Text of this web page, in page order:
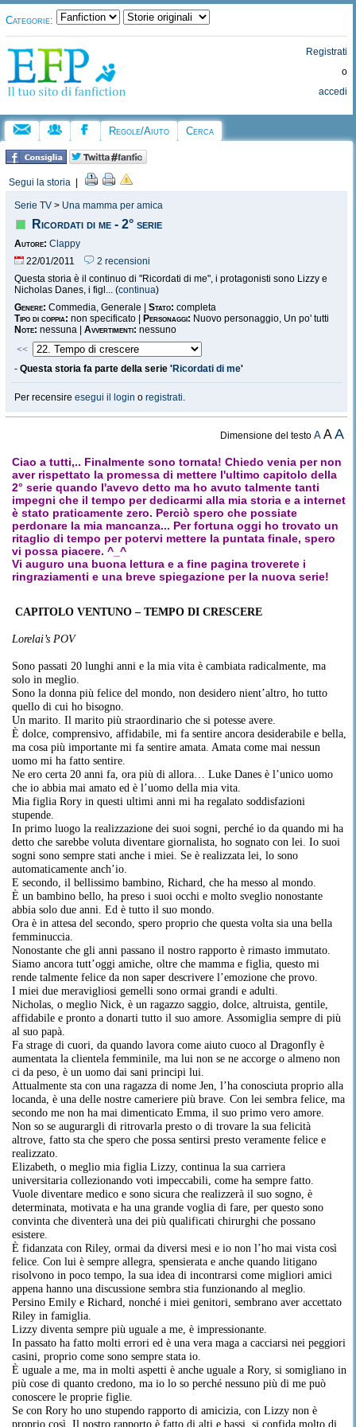
Categorie:
Registrati
o
accedi
Regole/Aiuto Cerca
Segui la storia
Serie TV > Una mamma per amica
Ricordati di me - 2° serie
Autore: Clappy
22/01/2011
2 recensioni
Questa storia è il continuo di "Ricordati di me", i protagonisti sono Lizzy e
Nicholas Danes, i figl... (continua)
Genere: Commedia, Generale | Stato: completa
Tipo di coppia: non specificato | Personaggi: Nuovo personaggio, Un po' tutti
Note: nessuna | Avvertimenti: nessuno
<<
- Questa storia fa parte della serie 'Ricordati di me'
Per recensire esegui il login o registrati.
Dimensione del testoA AA
Ciao a tutti,.. Finalmente sono tornata! Chiedo venia per non
aver rispettato la promessa di mettere l'ultimo capitolo della
2° serie quando l'avevo detto ma ho avuto talmente tanti
impegni che il tempo per dedicarmi alla mia storia e a internet
è stato praticamente zero. Perciò spero che possiate
perdonare la mia mancanza... Per fortuna oggi ho trovato un
ritaglio di tempo per potervi mettere la puntata finale, spero
vi possa piacere. ^_^
Vi auguro una buona lettura e a fine pagina troverete i
ringraziamenti e una breve spiegazione per la nuova serie!
CAPITOLO VENTUNO – TEMPO DI CRESCERE
Lorelai’s POV
Sono passati 20 lunghi anni e la mia vita è cambiata radicalmente, ma
solo in meglio.
Sono la donna più felice del mondo, non desidero nient’altro, ho tutto
quello di cui ho bisogno.
Un marito. Il marito più straordinario che si potesse avere.
È dolce, comprensivo, affidabile, mi fa sentire ancora desiderabile e bella,
ma cosa più importante mi fa sentire amata. Amata come mai nessun
uomo mi ha fatto sentire.
Ne ero certa 20 anni fa, ora più di allora… Luke Danes è l’unico uomo
che io abbia mai amato ed è l’uomo della mia vita.
Mia figlia Rory in questi ultimi anni mi ha regalato soddisfazioni
stupende.
In primo luogo la realizzazione dei suoi sogni, perché io da quando mi ha
detto che sarebbe voluta diventare giornalista, ho sognato con lei. Io suoi
sogni sono sempre stati anche i miei. Se è realizzata lei, lo sono
automaticamente anch’io.
E secondo, il bellissimo bambino, Richard, che ha messo al mondo.
È un bambino bello, ha preso i suoi occhi e molto sveglio nonostante
abbia solo due anni. Ed è tutto il suo mondo.
Ora è in attesa del secondo, spero proprio che questa volta sia una bella
femminuccia.
Nonostante che gli anni passano il nostro rapporto è rimasto immutato.
Siamo ancora tutt’oggi amiche, oltre che mamma e figlia, questo mi
rende talmente felice da non saper descrivere l’emozione che provo.
I miei due meravigliosi gemelli sono ormai grandi e adulti.
Nicholas, o meglio Nick, è un ragazzo saggio, dolce, altruista, gentile,
affidabile e pronto a donarti tutto il suo amore. Assomiglia sempre di più
al suo papà.
Fa strage di cuori, da quando lavora come aiuto cuoco al Dragonfly è
aumentata la clientela femminile, ma lui non se ne accorge o almeno non
ci da peso, è un uomo dai sani principi lui.
Attualmente sta con una ragazza di nome Jen, l’ha conosciuta proprio alla
locanda, è una delle nostre cameriere più brave. Con lei sembra felice, ma
secondo me non ha mai dimenticato Emma, il suo primo vero amore.
Non so se augurargli di ritrovarla presto o di trovare la sua felicità
altrove, fatto sta che spero che possa sentirsi presto veramente felice e
realizzato.
Elizabeth, o meglio mia figlia Lizzy, continua la sua carriera
universitaria collezionando voti impeccabili, come ha sempre fatto.
Vuole diventare medico e sono sicura che realizzerà il suo sogno, è
determinata, motivata e ha una grande voglia di fare, per questo sono
convinta che diventerà una dei più qualificati chirurghi che possano
esistere.
È fidanzata con Riley, ormai da diversi mesi e io non l’ho mai vista così
felice. Con lui è sempre allegra, spensierata e anche quando litigano
risolvono in poco tempo, la sua idea di incontrarsi come migliori amici
appena hanno una discussione sembra stia funzionando al meglio.
Persino Emily e Richard, nonché i miei genitori, sembrano aver accettato
Riley in famiglia.
Lizzy diventa sempre più uguale a me, è impressionante.
In passato ha fatto molti errori ed è una vera maga a cacciarsi nei peggiori
casini, proprio come sono sempre stata io.
È uguale a me, ma in molti aspetti è anche uguale a Rory, si somigliano in
più cose di quanto credono, ma io lo so perché nessuno più di me può
conoscere le proprie figlie.
Se con Rory ho uno stupendo rapporto di amicizia, con Lizzy non è
proprio così. Il nostro rapporto è fatto di alti e bassi, si confida molto di